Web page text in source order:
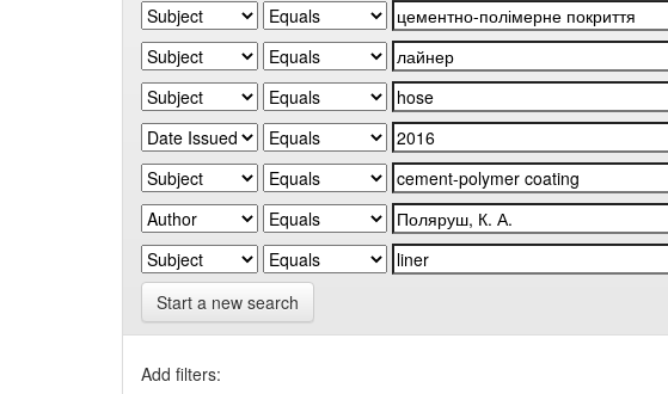
Start a new search
Add filters: